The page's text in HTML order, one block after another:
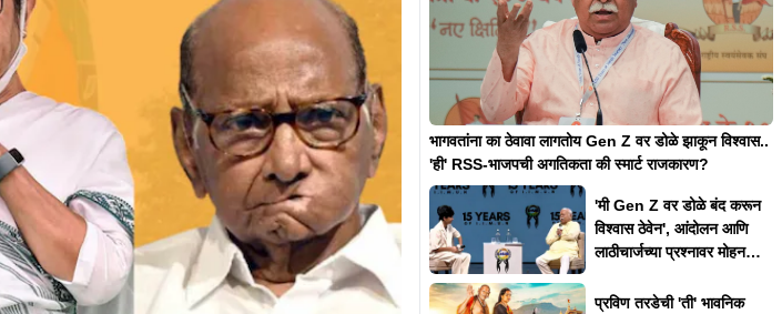
भागवतांना का ठेवावा लागतोय Gen Z वर डोळे झाकून विश्वास..
'ही' RSS-भाजपची अगतिकता की स्मार्ट राजकारण?
'मी Gen Z वर डोळे बंद करून
विश्वास ठेवेन', आंदोलन आणि
लाठीचार्जच्या प्रश्नावर मोहन
प्रविण तरडेची 'ती' भावनिक